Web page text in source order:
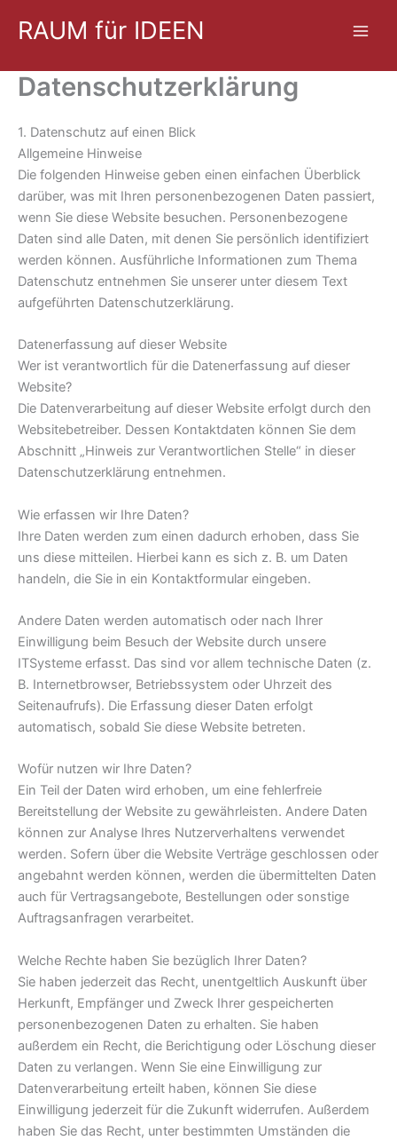
InhaltRAUM für IDEEN
Datenschutzerklärung
1. Datenschutz auf einen Blick
Allgemeine Hinweise
Die folgenden Hinweise geben einen einfachen Überblick
darüber, was mit Ihren personenbezogenen Daten passiert,
wenn Sie diese Website besuchen. Personenbezogene
Daten sind alle Daten, mit denen Sie persönlich identifiziert
werden können. Ausführliche Informationen zum Thema
Datenschutz entnehmen Sie unserer unter diesem Text
aufgeführten Datenschutzerklärung.
Datenerfassung auf dieser Website
Wer ist verantwortlich für die Datenerfassung auf dieser
Website?
Die Datenverarbeitung auf dieser Website erfolgt durch den
Websitebetreiber. Dessen Kontaktdaten können Sie dem
Abschnitt „Hinweis zur Verantwortlichen Stelle“ in dieser
Datenschutzerklärung entnehmen.
Wie erfassen wir Ihre Daten?
Ihre Daten werden zum einen dadurch erhoben, dass Sie
uns diese mitteilen. Hierbei kann es sich z. B. um Daten
handeln, die Sie in ein Kontaktformular eingeben.
Andere Daten werden automatisch oder nach Ihrer
Einwilligung beim Besuch der Website durch unsere
ITSysteme erfasst. Das sind vor allem technische Daten (z.
B. Internetbrowser, Betriebssystem oder Uhrzeit des
Seitenaufrufs). Die Erfassung dieser Daten erfolgt
automatisch, sobald Sie diese Website betreten.
Wofür nutzen wir Ihre Daten?
Ein Teil der Daten wird erhoben, um eine fehlerfreie
Bereitstellung der Website zu gewährleisten. Andere Daten
können zur Analyse Ihres Nutzerverhaltens verwendet
werden. Sofern über die Website Verträge geschlossen oder
angebahnt werden können, werden die übermittelten Daten
auch für Vertragsangebote, Bestellungen oder sonstige
Auftragsanfragen verarbeitet.
Welche Rechte haben Sie bezüglich Ihrer Daten?
Sie haben jederzeit das Recht, unentgeltlich Auskunft über
Herkunft, Empfänger und Zweck Ihrer gespeicherten
personenbezogenen Daten zu erhalten. Sie haben
außerdem ein Recht, die Berichtigung oder Löschung dieser
Daten zu verlangen. Wenn Sie eine Einwilligung zur
Datenverarbeitung erteilt haben, können Sie diese
Einwilligung jederzeit für die Zukunft widerrufen. Außerdem
haben Sie das Recht, unter bestimmten Umständen die